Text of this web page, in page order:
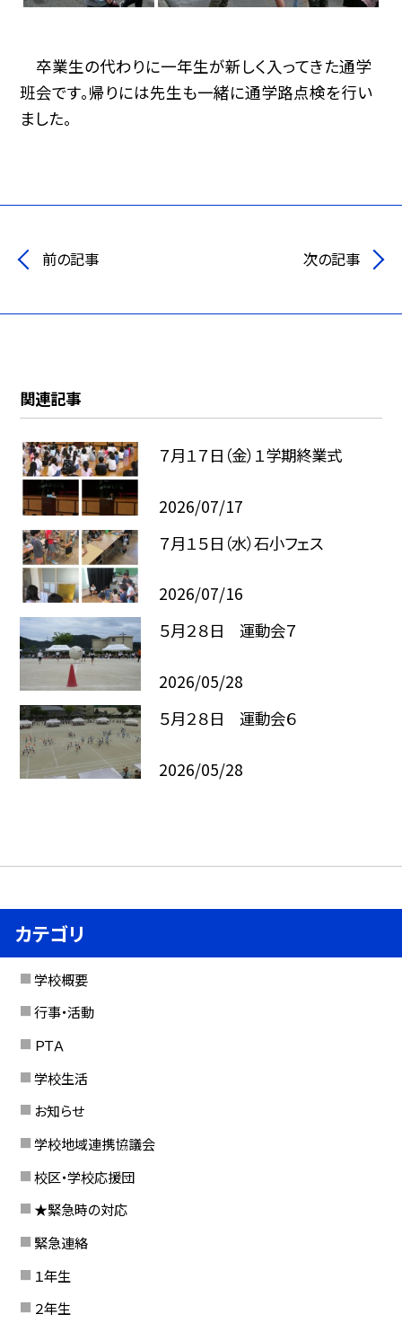
卒業生の代わりに一年生が新しく入ってきた通学
班会です。帰りには先生も一緒に通学路点検を行い
ました。
前の記事 次の記事
関連記事
７月１７日（金）１学期終業式
2026/07/17
７月１５日（水）石小フェス
2026/07/16
５月２８日 運動会７
2026/05/28
５月２８日 運動会６
2026/05/28
カテゴリ
学校概要
行事・活動
ＰＴＡ
学校生活
お知らせ
学校地域連携協議会
校区・学校応援団
★緊急時の対応
緊急連絡
１年生
２年生